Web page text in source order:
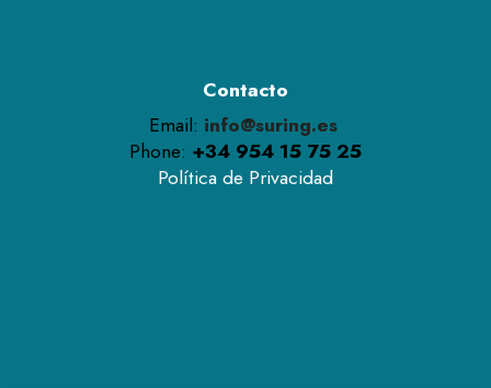
Contacto
Email: info@suring.es
Phone: +34 954 15 75 25
Política de Privacidad